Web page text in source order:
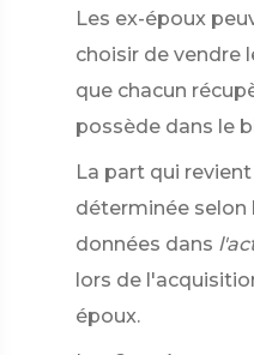
Les ex-époux
choisir de vendre
que chacun
possède dans le
La part qui
déterminée selon
données dans
lors de
époux.